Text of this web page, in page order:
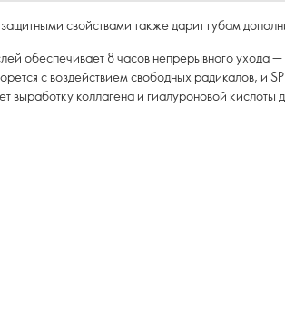
свойствами также дарит губам
обеспечивает 8 часов непрерывного ухода
с воздействием свободных радикалов, и
коллагена и гиалуроновой кислоты